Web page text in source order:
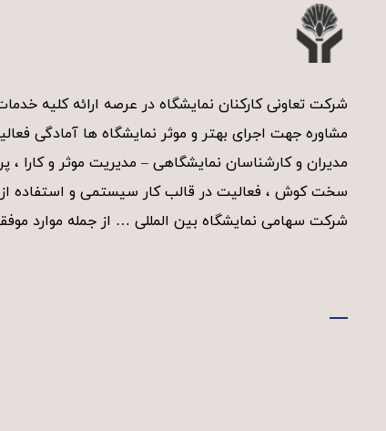
a
t
i
v
e
شرکت تعاونی کارکنان نمایشگاه در عرصه ارائه کلیه
مشاوره جهت اجرای بهتر و موثر نمایشگاه ها آمادگی
مدیران و کارشناسان نمایشگاهی – مدیریت موثر و کارا
سخت کوش ، فعالیت در قالب کار سیستمی و استفاده از
شرکت سهامی نمایشگاه بین المللی … از جمله موارد